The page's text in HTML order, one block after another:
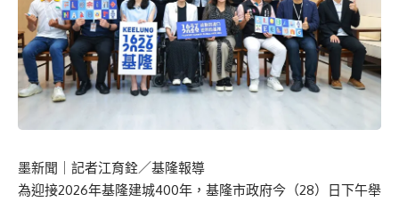
墨新聞 ｜記者江育銓／基隆報導
為迎接2026年基隆建城400年，基隆市政府今（28）日下午舉